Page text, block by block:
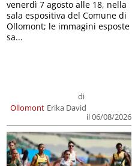
Ollomont
di
Erika David
il 06/08/2026
venerdì 7 agosto alle 18, nella
sala espositiva del Comune di
Ollomont; le immagini esposte
sa...